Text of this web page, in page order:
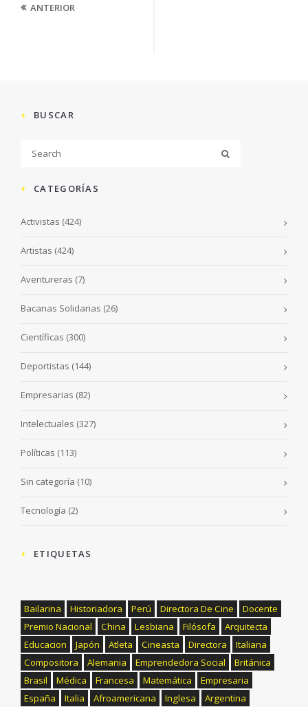
ANTERIOR
BUSCAR
CATEGORÍAS
Activistas (424)
Artistas (424)
Aventureras (7)
Bacanas Solidarias (26)
Científicas (300)
Deportistas (144)
Empresarias (82)
Intelectuales (327)
Políticas (113)
Sin categoría (10)
Tecnología (2)
ETIQUETAS
Bailarina Historiadora Perú Directora De Cine
Docente
Premio Nacional
China Lesbiana Filósofa
Arquitecta
Educacion
Japón Atleta Cineasta Directora
Italiana
Compositora
Alemania Emprendedora Social
Británica
Brasil
Médica Francesa Matemática
Empresaria
España
Italia Afroamericana Inglesa Argentina